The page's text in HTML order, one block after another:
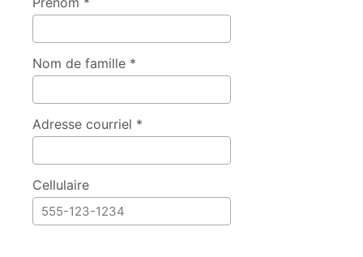
Nom de famille *
Adresse courriel *
Cellulaire